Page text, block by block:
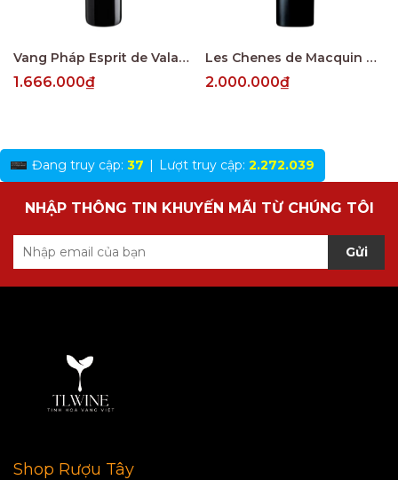
Vang Pháp Esprit de Valandraud Saint Emillion
1.666.000₫
Les Chenes de Macquin Saint-Emilion Grand Cru
2.000.000₫
Đang truy cập: 37 | Lượt truy cập: 2.272.039
NHẬP THÔNG TIN KHUYẾN MÃI TỪ CHÚNG TÔI
Gửi
Shop Rượu Tây